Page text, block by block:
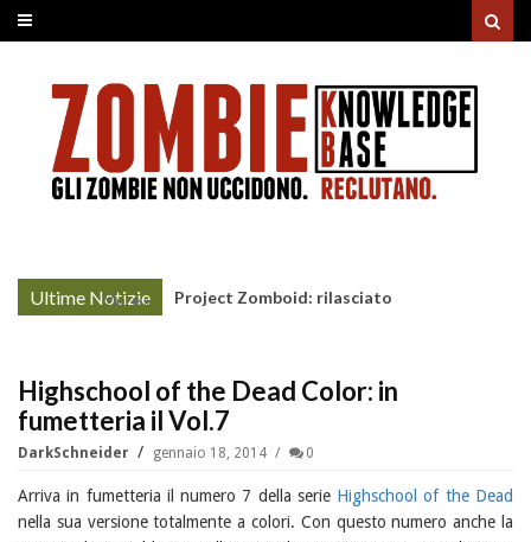
Ultime Notizie
More »
Project Zomboid: rilasciato
Highschool of the Dead Color: in
fumetteria il Vol.7
DarkSchneider gennaio 18, 2014 0
Arriva in fumetteria il numero 7 della serie Highschool of the Dead
nella sua versione totalmente a colori. Con questo numero anche la